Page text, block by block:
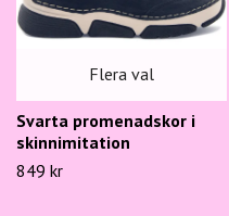
Flera val
Svarta promenadskor i
skinnimitation
849 kr